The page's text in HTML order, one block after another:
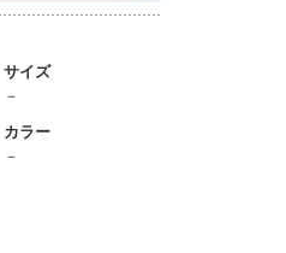
サイズ
－
カラー
－